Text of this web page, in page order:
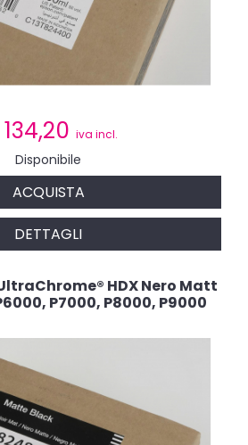
134,20 iva incl.
Disponibile
ACQUISTA
DETTAGLI
HDX Nero Matt
P7000, P8000, P9000